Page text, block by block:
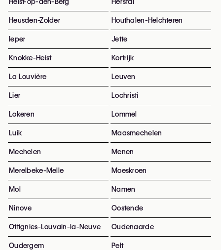
Heusden-Zolder Houthalen-Helchteren
Ieper Jette
Knokke-Heist Kortrijk
La Louvière Leuven
Lier Lochristi
Lokeren Lommel
Luik Maasmechelen
Mechelen Menen
Merelbeke-Melle Moeskroen
Mol Namen
Ninove Oostende
Ottignies-Louvain-la-Neuve Oudenaarde
Oudergem Pelt